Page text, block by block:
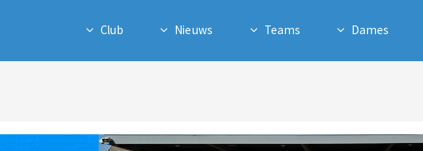
Club Nieuws Teams Dames